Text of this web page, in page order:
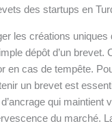
des startups en
les créations uniques
dépôt d’un brevet.
en cas de tempête.
un brevet est
qui maintient
du marché.